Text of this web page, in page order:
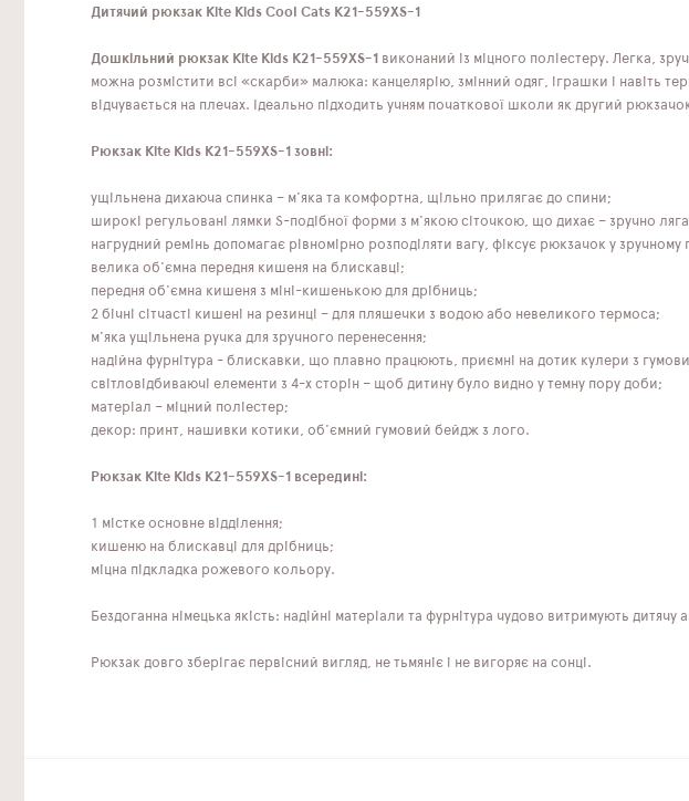
Дитячий рюкзак Kite Kids Cool Cats K21-559XS-1
Дошкільний рюкзак Kite Kids K21-559XS-1 виконаний із міцного поліестеру. Легка,
можна розмістити всі «скарби» малюка: канцелярію, змінний одяг, іграшки і навіть
відчувається на плечах. Ідеально підходить учням початкової школи як другий
Рюкзак Kite Kids K21-559XS-1 зовні:
ущільнена дихаюча спинка – м'яка та комфортна, щільно прилягає до спини;
широкі регульовані лямки S-подібної форми з м'якою сіточкою, що дихає – зручно
нагрудний ремінь допомагає рівномірно розподіляти вагу, фіксує рюкзачок у
велика об'ємна передня кишеня на блискавці;
передня об'ємна кишеня з міні-кишенькою для дрібниць;
2 бічні сітчасті кишені на резинці – для пляшечки з водою або невеликого термоса;
м'яка ущільнена ручка для зручного перенесення;
надійна фурнітура - блискавки, що плавно працюють, приємні на дотик кулери з
світловідбиваючі елементи з 4-х сторін – щоб дитину було видно у темну пору доби;
матеріал – міцний поліестер;
декор: принт, нашивки котики, об'ємний гумовий бейдж з лого.
Рюкзак Kite Kids K21-559XS-1 всередині:
1 містке основне відділення;
кишеню на блискавці для дрібниць;
міцна підкладка рожевого кольору.
Бездоганна німецька якість: надійні матеріали та фурнітура чудово витримують
Рюкзак довго зберігає первісний вигляд, не тьмяніє і не вигоряє на сонці.